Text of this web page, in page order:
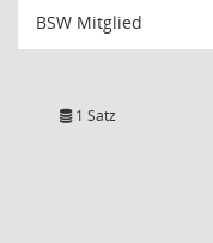
BSW Mitglied
1 Satz